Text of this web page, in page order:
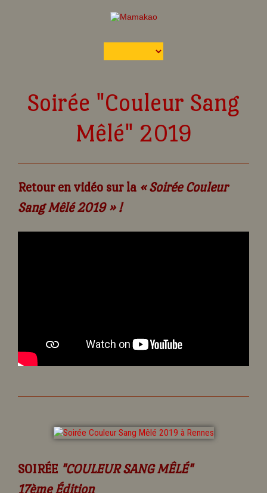
Soirée "Couleur Sang
Mêlé" 2019
Retour en vidéo sur la « Soirée Couleur
Sang Mêlé 2019 » !
SOIRÉE "COULEUR SANG MÊLÉ"
17ème Édition